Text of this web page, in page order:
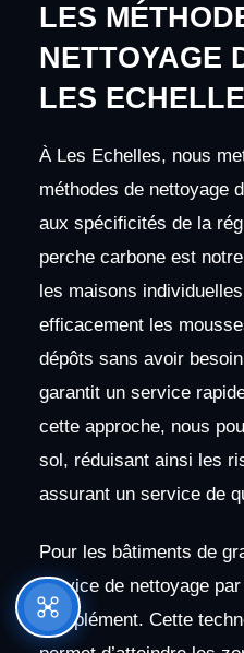
LES
NETTOYAGE
LES
À Les Echelles, nous
méthodes de nettoyage
aux spécificités de la
perche carbone est
les maisons
efficacement les
dépôts sans avoir
garantit un service
cette approche, nous
sol, réduisant ainsi les
assurant un service de
Pour les bâtiments de
service de nettoyage
complément. Cette